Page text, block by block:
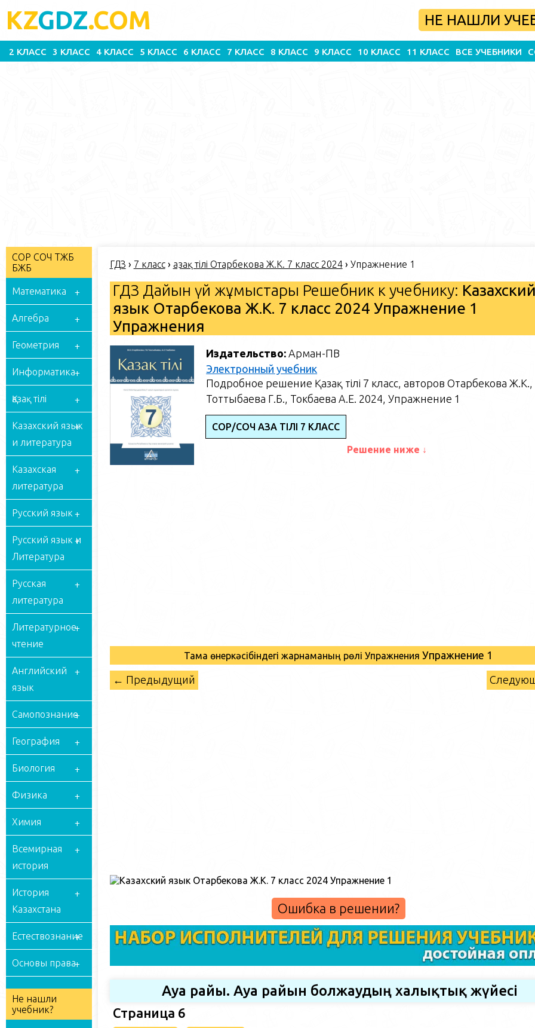
KZGDZ.COM НЕ НАШЛИ
2 КЛАСС 3 КЛАСС 4 КЛАСС 5 КЛАСС 6 КЛАСС 7 КЛАСС 8 КЛАСС 9 КЛАСС 10 КЛАСС 11 КЛАСС ВСЕ УЧЕБНИКИ
СОР СОЧ ТЖБ
БЖБ
Математика
Алгебра
Геометрия
Информатика
Қазақ тілі
Казахский язык
и литература
Казахская
литература
Русский язык
Русский язык и
Литература
Русская
литература
Литературное
чтение
Английский
язык
Самопознание
География
Биология
Физика
Химия
Всемирная
история
История
Казахстана
Естествознание
Основы права
Не нашли
учебник?
ГДЗ › 7 класс› Қазақ тілі Отарбекова Ж.К. 7 класс 2024› Упражнение 1
ГДЗ Дайын үй жұмыстары Решебник к учебнику:
язык Отарбекова Ж.К. 7 класс 2024 Упражнение 1
Упражнения
Издательство:Арман-ПВ
Электронный учебник
Подробное решение Қазақ тілі 7 класс, авторов Отарбекова Ж.К.,
Тоттыбаева Г.Б., Токбаева А.Е. 2024, Упражнение 1
СОР/СОЧ ҚАЗАҚ ТІЛІ 7 КЛАСС
Решение ниже ↓
Тамақ өнеркәсібіндегі жарнаманың рөлі Упражнения Упражнение 1
← Предыдущий
Ошибка в решении?
Ауа райы. Ауа райын болжаудың халықтық жүйесі
Страница 6